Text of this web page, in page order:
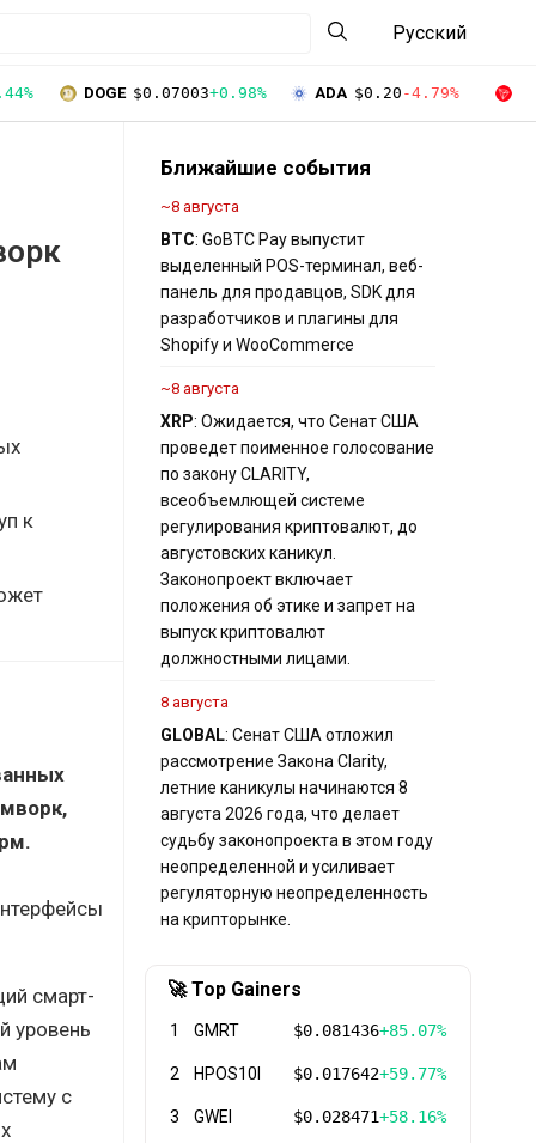
Русский
DOGE $0.07003+0.98% ADA $0.20 -4.79%
к
смарт-
уровень
с
Ближайшие события
~8 августа
BTC: GoBTC Pay выпустит
выделенный POS-терминал, веб-
панель для продавцов, SDK для
разработчиков и плагины для
Shopify и WooCommerce
~8 августа
XRP: Ожидается, что Сенат США
проведет поименное голосование
по закону CLARITY,
всеобъемлющей системе
регулирования криптовалют, до
августовских каникул.
Законопроект включает
положения об этике и запрет на
выпуск криптовалют
должностными лицами.
8 августа
GLOBAL: Сенат США отложил
рассмотрение Закона Clarity,
летние каникулы начинаются 8
августа 2026 года, что делает
судьбу законопроекта в этом году
неопределенной и усиливает
регуляторную неопределенность
на крипторынке.
🚀 Top Gainers
1 GMRT $0.081436+85.07%
2 HPOS10I $0.017642+59.77%
3 GWEI $0.028471+58.16%